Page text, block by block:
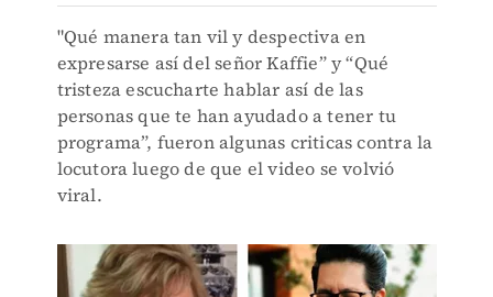
"Qué manera tan vil y despectiva en
expresarse así del señor Kaffie” y “Qué
tristeza escucharte hablar así de las
personas que te han ayudado a tener tu
programa”, fueron algunas criticas contra la
locutora luego de que el video se volvió
viral.